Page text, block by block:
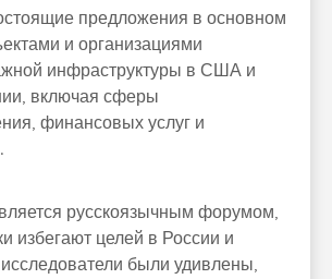
предложения в основном
и организациями
инфраструктуры в США и
включая сферы
финансовых услуг и
русскоязычным форумом,
избегают целей в России и
были удивлены,